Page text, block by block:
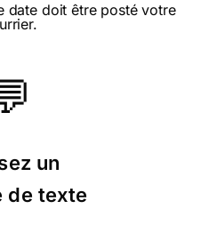
d accès
11/23 : Humour et
date doit être posté votre
un
de texte